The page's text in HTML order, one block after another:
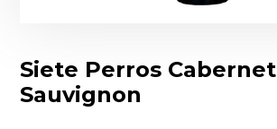
Siete Perros Cabernet
Sauvignon